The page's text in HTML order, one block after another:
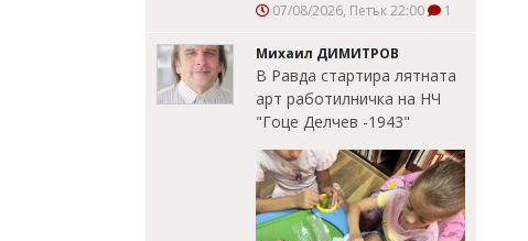
07/08/2026, Петък 22:00 1
Михаил ДИМИТРОВ
В Равда стартира лятната
арт работилничка на НЧ
"Гоце Делчев -1943"